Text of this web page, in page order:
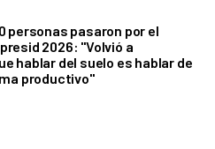
personas pasaron por el
2026: "Volvió a
hablar del suelo es hablar de
productivo"